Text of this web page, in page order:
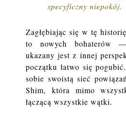
specyficzny niepokój.
Zagłębiając się w tę
to nowych bohaterów
ukazany jest z innej
początku łatwo się
sobie swoistą sieć
Shim, która mimo
łączącą wszystkie wątki.